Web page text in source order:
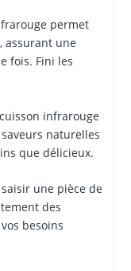
permet
assurant une
fois. Fini les
infrarouge
naturelles
que délicieux.
une pièce de
des
besoins